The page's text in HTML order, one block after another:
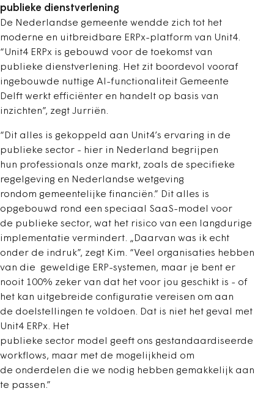
publieke dienstverlening
De Nederlandse gemeente wendde zich tot het
moderne en uitbreidbare ERPx-platform van Unit4.
“Unit4 ERPx is gebouwd voor de toekomst van
publieke dienstverlening. Het zit boordevol vooraf
ingebouwde nuttige AI-functionaliteit Gemeente
Delft werkt efficiënter en handelt op basis van
inzichten”, zegt Jurriën.
“Dit alles is gekoppeld aan Unit4’s ervaring in de
publieke sector - hier in Nederland begrijpen
hun professionals onze markt, zoals de specifieke
regelgeving en Nederlandse wetgeving
rondom gemeentelijke financiën.” Dit alles is
opgebouwd rond een speciaal SaaS-model voor
de publieke sector, wat het risico van een langdurige
implementatie vermindert. „Daarvan was ik echt
onder de indruk”, zegt Kim. “Veel organisaties hebben
van die geweldige ERP-systemen, maar je bent er
nooit 100% zeker van dat het voor jou geschikt is - of
het kan uitgebreide configuratie vereisen om aan
de doelstellingen te voldoen. Dat is niet het geval met
Unit4 ERPx. Het
publieke sector model geeft ons gestandaardiseerde
workflows, maar met de mogelijkheid om
de onderdelen die we nodig hebben gemakkelijk aan
te passen.”